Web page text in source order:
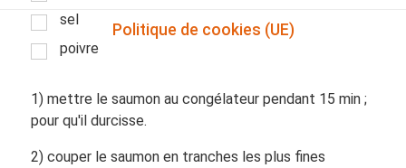
Politique de cookies (UE)
sel
poivre
1) mettre le saumon au congélateur pendant 15 min ;
pour qu'il durcisse.
2) couper le saumon en tranches les plus fines